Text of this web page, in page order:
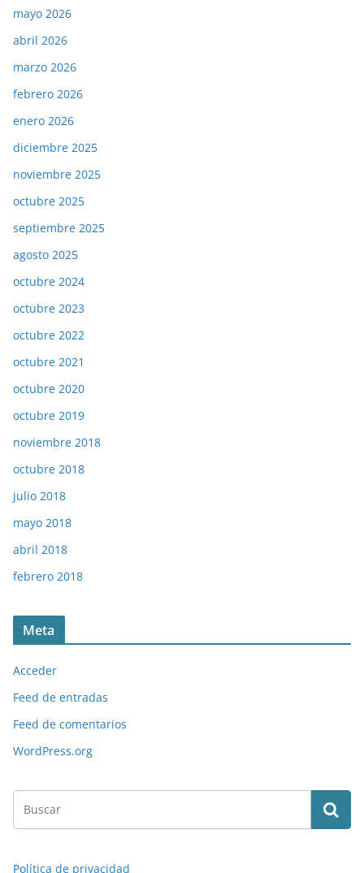
mayo 2026
abril 2026
marzo 2026
febrero 2026
enero 2026
diciembre 2025
noviembre 2025
octubre 2025
septiembre 2025
agosto 2025
octubre 2024
octubre 2023
octubre 2022
octubre 2021
octubre 2020
octubre 2019
noviembre 2018
octubre 2018
julio 2018
mayo 2018
abril 2018
febrero 2018
Meta
Acceder
Feed de entradas
Feed de comentarios
WordPress.org
Política de privacidad